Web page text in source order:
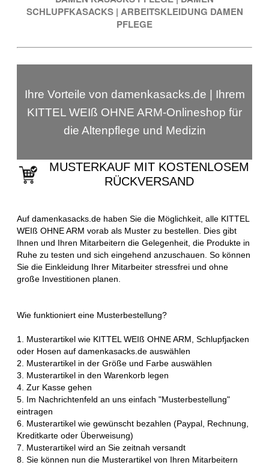
SCHLUPFKASACKS | ARBEITSKLEIDUNG DAMEN
PFLEGE
Ihre Vorteile von damenkasacks.de | Ihrem
KITTEL WEIß OHNE ARM-Onlineshop für
die Altenpflege und Medizin
MUSTERKAUF MIT KOSTENLOSEM
RÜCKVERSAND
Auf damenkasacks.de haben Sie die Möglichkeit, alle KITTEL
WEIß OHNE ARM vorab als Muster zu bestellen. Dies gibt
Ihnen und Ihren Mitarbeitern die Gelegenheit, die Produkte in
Ruhe zu testen und sich eingehend anzuschauen. So können
Sie die Einkleidung Ihrer Mitarbeiter stressfrei und ohne
große Investitionen planen.
Wie funktioniert eine Musterbestellung?
1. Musterartikel wie KITTEL WEIß OHNE ARM, Schlupfjacken
oder Hosen auf damenkasacks.de auswählen
2. Musterartikel in der Größe und Farbe auswählen
3. Musterartikel in den Warenkorb legen
4. Zur Kasse gehen
5. Im Nachrichtenfeld an uns einfach "Musterbestellung"
eintragen
6. Musterartikel wie gewünscht bezahlen (Paypal, Rechnung,
Kreditkarte oder Überweisung)
7. Musterartikel wird an Sie zeitnah versandt
8. Sie können nun die Musterartikel von Ihren Mitarbeitern